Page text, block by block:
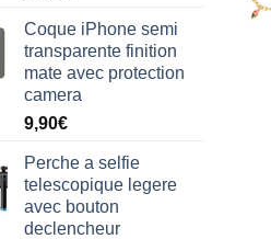
Coque iPhone semi
transparente finition
mate avec protection
camera
9,90€
Perche a selfie
telescopique legere
avec bouton
declencheur